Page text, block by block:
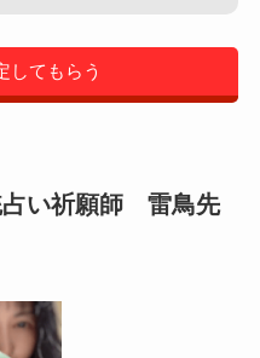
してもらう
占い祈願師 雷鳥先